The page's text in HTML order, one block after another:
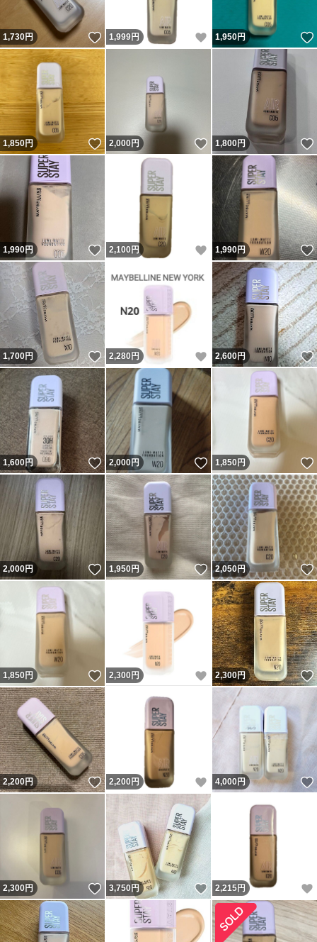
1,730円 いいね！
1,999円 いいね！
1,950円
1,850円 いいね！
2,000円 いいね！
1,800円
1,990円 いいね！
2,100 円 いいね！
1,990円
1,700円 いいね！
2,280 円 いいね！
2,600円
1,600円 いいね！
2,000円 いいね！
1,850円
2,000円 いいね！
1,950円 いいね！
2,050円
1,850円 いいね！
2,300 円 いいね！
2,300円
2,200円 いいね！
2,200 円 いいね！
4,000円
2,300円 いいね！
3,750円 いいね！
2,215円